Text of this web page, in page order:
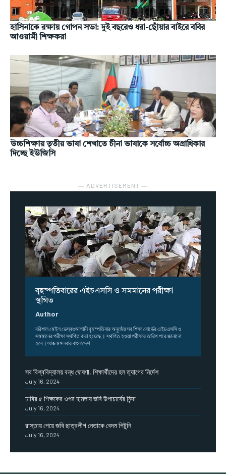
হাসিনাকে রক্ষায় গোপন সভা: দুই বছরেও ধরা-ছোঁয়ার বাইরে ববির
আওয়ামী শিক্ষকরা
উচ্চশিক্ষায় তৃতীয় ভাষা শেখাতে চীনা ভাষাকে সর্বোচ্চ অগ্রাধিকার
দিচ্ছে ইউজিসি
― ADVERTISEMENT ―
বৃহস্পতিবারের এইচএসসি ও সমমানের পরীক্ষা
স্থগিত
Author
বরিশাল মেইল ডেস্কঃআগামী বৃহস্পতিবার অনুষ্ঠেয় সব শিক্ষা বোর্ডের এইচএসসি ও
সমমানের পরীক্ষা স্থগিত করা হয়েছে। স্থগিত হওয়া পরীক্ষার তারিখ পরে জানানো
হবে।আজ মঙ্গলবার বাংলাদেশ...
সব বিশ্ববিদ্যালয় বন্ধ ঘোষণা, শিক্ষার্থীদের হল ত্যাগের নির্দেশ
July 16, 2024
ঢাবির ৫ শিক্ষকের ওপর হামলায় জবি উপাচার্যের নিন্দা
July 16, 2024
রাস্তায় পেয়ে জবি ছাত্রলীগ নেতাকে বেদম পিটুনি
July 16, 2024